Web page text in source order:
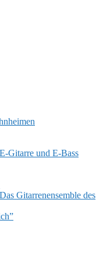
und E‑Bass
Gitarrenensemble des